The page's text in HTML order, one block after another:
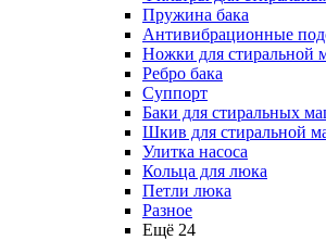
Пружина бака
Антивибрационные
Ножки для стиральной
Ребро бака
Суппорт
Баки для стиральных
Шкив для стиральной
Улитка насоса
Кольца для люка
Петли люка
Разное
Ещё 24